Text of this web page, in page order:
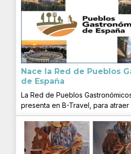
Nace la Red de Pueblos
de España
La Red de Pueblos
presenta en B-Travel, para atraer